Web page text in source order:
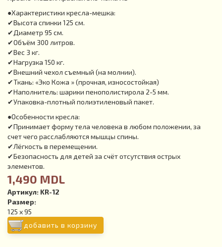
●Характеристики кресла-мешка:
✔Высота спинки 125 см.
✔Диаметр 95 см.
✔Объём 300 литров.
✔Вес 3 кг.
✔Нагрузка 150 кг.
✔Внешний чехол съемный (на молнии).
✔Ткань: «Эко Кожа » (прочная, износостойкая)
✔Наполнитель: шарики пенополистирола 2-5 мм.
✔Упаковка-плотный полиэтиленовый пакет.
●Особенности кресла:
✔Принимает форму тела человека в любом положении, за
счет чего расслабляются мышцы спины.
✔Лёгкость в перемещении.
✔Безопасность для детей за счёт отсутствия острых
элементов.
1,490 MDL
Артикул: KR-12
Размер:
125 x 95
добавить в корзину